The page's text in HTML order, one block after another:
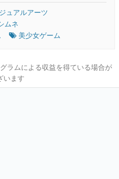
ュアルアーツ
ムネ
美少女ゲーム
ラムによる収益を得ている場合が
います